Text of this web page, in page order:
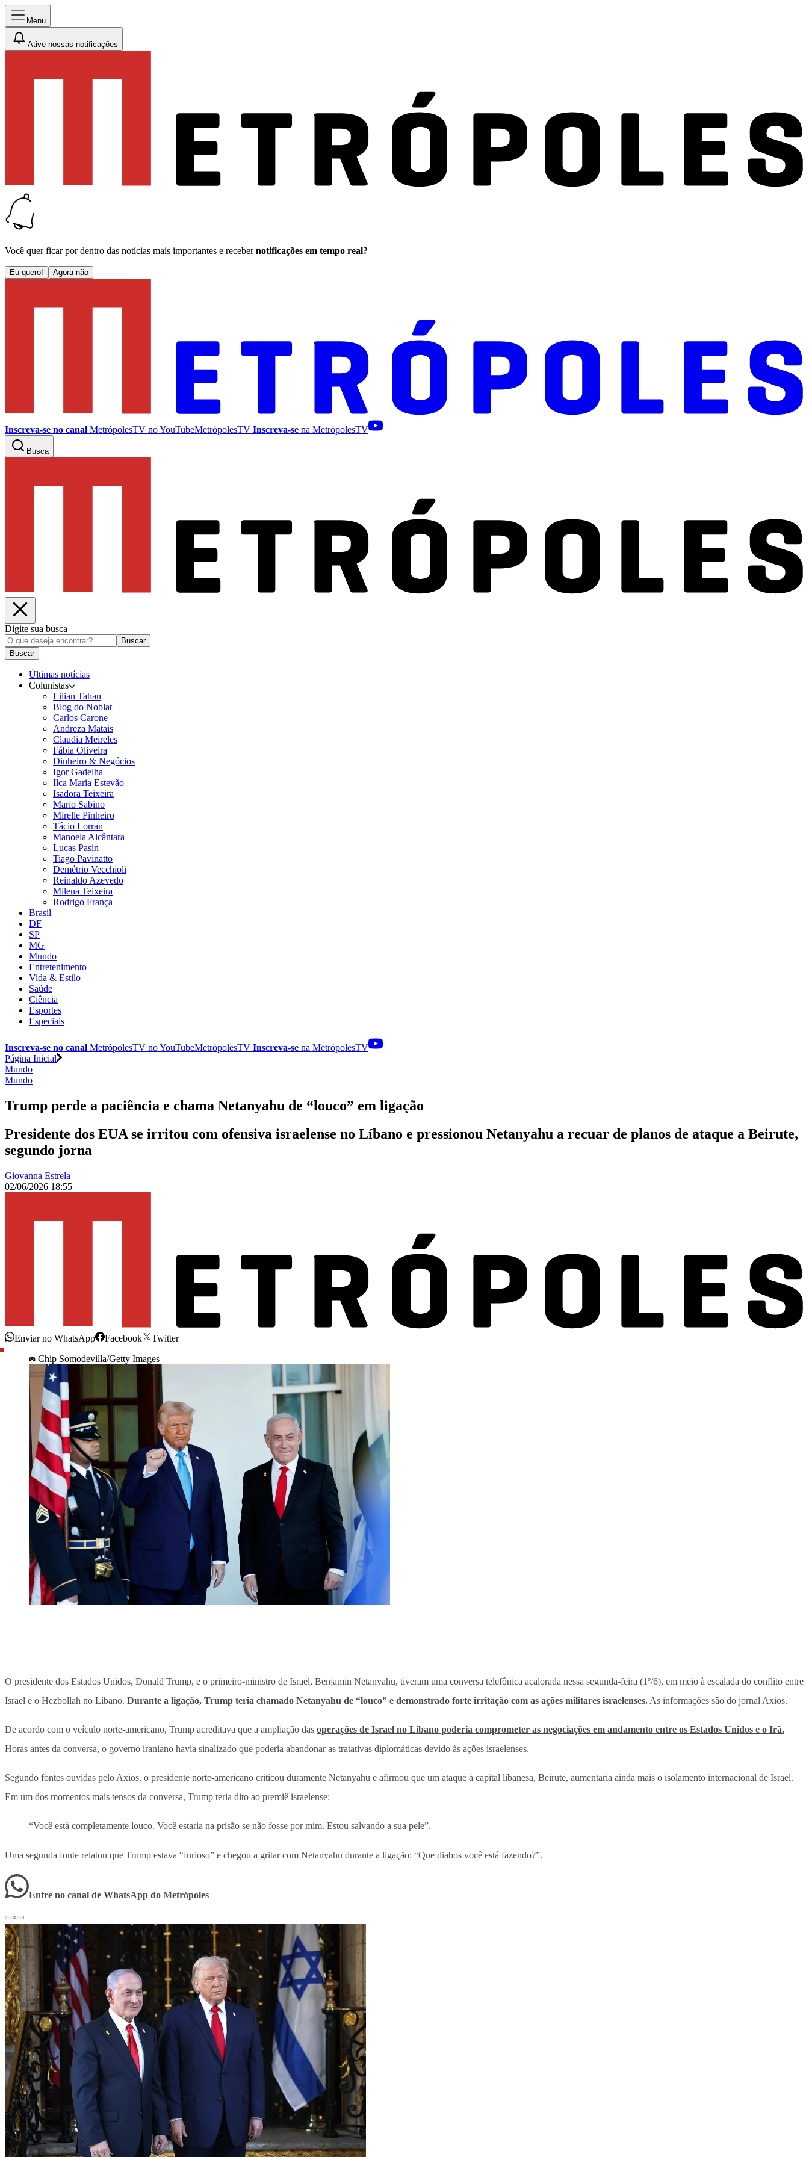
Menu
Ative nossas notificações
Você quer ficar por dentro das notícias mais importantes e receber notificações em tempo real?
Eu quero! Agora não
Inscreva-se no canal MetrópolesTV noYouTubeMetrópolesTV Inscreva-se na MetrópolesTV
Busca
Digite sua busca
Buscar
Buscar
Últimas notícias
Colunistas
Lilian Tahan
Blog do Noblat
Carlos Carone
Andreza Matais
Claudia Meireles
Fábia Oliveira
Dinheiro & Negócios
Igor Gadelha
Ilca Maria Estevão
Isadora Teixeira
Mario Sabino
Mirelle Pinheiro
Tácio Lorran
Manoela Alcântara
Lucas Pasin
Tiago Pavinatto
Demétrio Vecchioli
Reinaldo Azevedo
Milena Teixeira
Rodrigo França
Brasil
DF
SP
MG
Mundo
Entretenimento
Vida & Estilo
Saúde
Ciência
Esportes
Especiais
Inscreva-se no canal MetrópolesTV noYouTubeMetrópolesTV Inscreva-se na MetrópolesTV
Página Inicial
Mundo
Mundo
Trump perde a paciência e chama Netanyahu de “louco” em ligação
Presidente dos EUA se irritou com ofensiva israelense no Líbano e pressionou Netanyahu a recuar de planos de ataque a Beirute,
segundo jorna
Giovanna Estrela
02/06/2026 18:55
Enviar no WhatsApp Facebook
Twitter
Chip Somodevilla/Getty Images
O presidente dos Estados Unidos, Donald Trump, e o primeiro-ministro de Israel, Benjamin Netanyahu, tiveram uma conversa telefônica acalorada nessa segunda-feira (1º/6), em meio à escalada do conflito entre
Israel e o Hezbollah no Líbano. Durante a ligação, Trump teria chamado Netanyahu de “louco” e demonstrado forte irritação com as ações militares israelenses. As informações são do jornal Axios.
De acordo com o veículo norte-americano, Trump acreditava que a ampliação das operações de Israel no Líbano poderia comprometer as negociações em andamento entre os Estados Unidos e o Irã.
Horas antes da conversa, o governo iraniano havia sinalizado que poderia abandonar as tratativas diplomáticas devido às ações israelenses.
Segundo fontes ouvidas pelo Axios, o presidente norte-americano criticou duramente Netanyahu e afirmou que um ataque à capital libanesa, Beirute, aumentaria ainda mais o isolamento internacional de Israel.
Em um dos momentos mais tensos da conversa, Trump teria dito ao premiê israelense:
“Você está completamente louco. Você estaria na prisão se não fosse por mim. Estou salvando a sua pele”.
Uma segunda fonte relatou que Trump estava “furioso” e chegou a gritar com Netanyahu durante a ligação: “Que diabos você está fazendo?”.
Entre no canal de WhatsApp do Metrópoles